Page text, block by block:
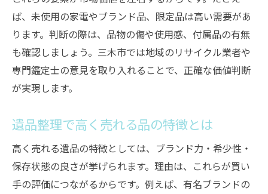
ば、未使用の家電やブランド品、限定品は高い需要があ
ります。判断の際は、品物の傷や使用感、付属品の有無
も確認しましょう。三木市では地域のリサイクル業者や
専門鑑定士の意見を取り入れることで、正確な価値判断
が実現します。
遺品整理で高く売れる品の特徴とは
高く売れる遺品の特徴としては、ブランド力・希少性・
保存状態の良さが挙げられます。理由は、これらが買い
手の評価につながるからです。例えば、有名ブランドの